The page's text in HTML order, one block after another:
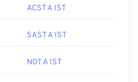
ACST A IST
SAST A IST
NDT A IST